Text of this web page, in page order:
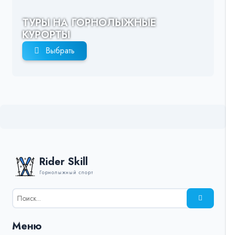
ТУРЫ НА ГОРНОЛЫЖНЫЕ
КУРОРТЫ
Выбрать
Rider Skill
Горнолыжный спорт
Результаты
поиска
%s:
Меню